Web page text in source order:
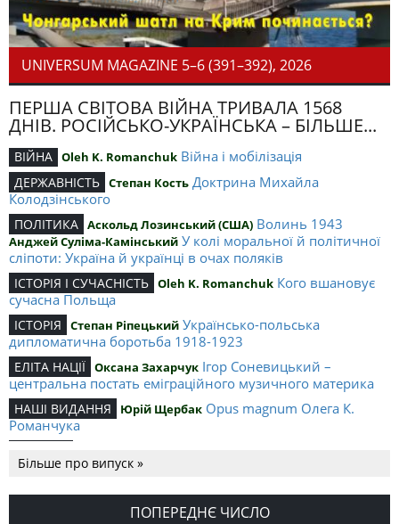
UNIVERSUM MAGAZINE 5–6 (391–392), 2026
ПЕРША СВІТОВА ВІЙНА ТРИВАЛА 1568
ДНІВ. РОСІЙСЬКО-УКРАЇНСЬКА – БІЛЬШЕ...
ВІЙНА Oleh K. Romanchuk Війна і мобілізація
ДЕРЖАВНІСТЬ Степан Кость Доктрина Михайла
Колодзінського
ПОЛІТИКА Аскольд Лозинський (США) Волинь 1943
Анджей Суліма-Камінський У колі моральної й політичної
сліпоти: Україна й українці в очах поляків
ІСТОРІЯ І СУЧАСНІСТЬ Oleh K. Romanchuk Кого вшановує
сучасна Польща
ІСТОРІЯ Степан Ріпецький Українсько-польська
дипломатична боротьба 1918-1923
ЕЛІТА НАЦІЇ Оксана Захарчук Ігор Соневицький –
центральна постать еміграційного музичного материка
НАШІ ВИДАННЯ Юрій Щербак Opus magnum Олега К.
Романчука
Романчука
Editorial Oleh K. Romanchuk Журавель і синиця як
уособлення української політстратегії й тактики
Більше про випуск »
ПОПЕРЕДНЄ ЧИСЛО